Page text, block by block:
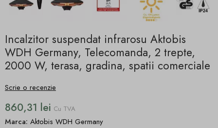
Incalzitor suspendat infrarosu Aktobis
WDH Germany, Telecomanda, 2 trepte,
2000 W, terasa, gradina, spatii comerciale
Scrie o recenzie
860,31 lei Cu TVA
Marca: Aktobis WDH Germany